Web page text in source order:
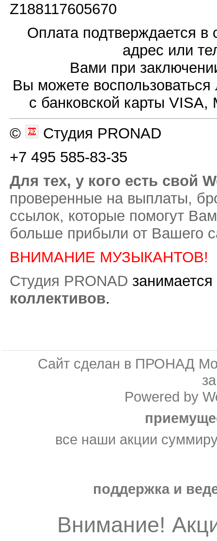
Z188117605670
Оплата подтверждается в
адрес или
Вами при
Вы можете
с банковской карты
©
Студия PRONAD
+7 495 585-83-35
Для тех, у кого есть свой
проверенные на выплаты,
ссылок, которые помогут
больше прибыли от Вашего
ВНИМАНИЕ МУЗЫКАНТОВ!
Студия PRONAD занимается
коллективов.
Сайт сделан в ПРОНАД
Powered by
все наши акции
поддержка и
Внимание!